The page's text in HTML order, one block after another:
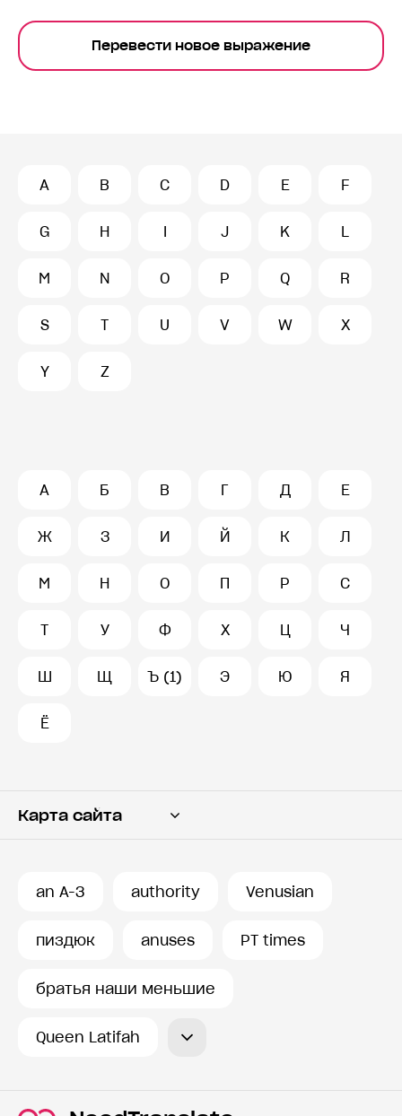
Перевести новое выражение
A B C D E F
G H I J K L
M N O P Q R
S T U V W X
Y Z
А Б В Г Д Е
Ж З И Й К Л
М Н О П Р С
Т У Ф Х Ц Ч
Ш Щ Ъ (1) Э Ю Я
Ё
Карта сайта
an A-3 authority Venusian
пиздюк anuses PT times
братья наши меньшие
Queen Latifah